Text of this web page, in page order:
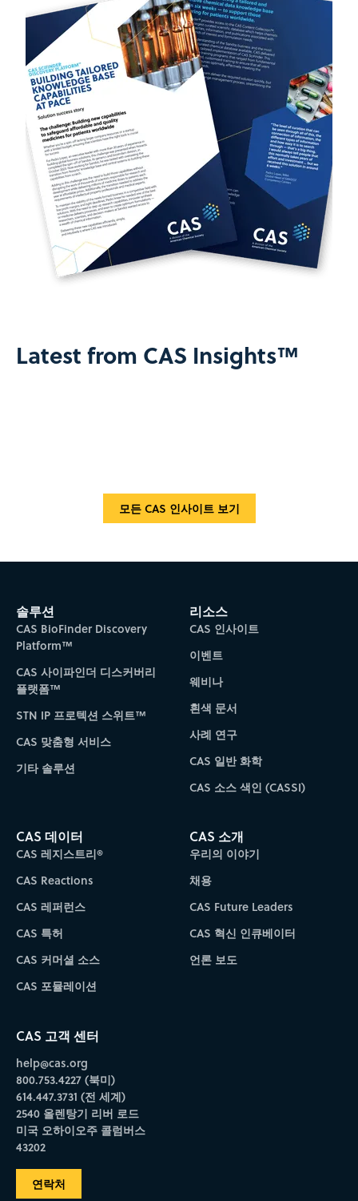
Latest from CAS Insights™
모든 CAS 인사이트 보기
솔루션
CAS BioFinder Discovery
Platform™
CAS 사이파인더 디스커버리
플랫폼™
STN IP 프로텍션 스위트™
CAS 맞춤형 서비스
기타 솔루션
리소스
CAS 인사이트
이벤트
웨비나
흰색 문서
사례 연구
CAS 일반 화학
CAS 소스 색인 (CASSI)
CAS 데이터
CAS 레지스트리®
CAS Reactions
CAS 레퍼런스
CAS 특허
CAS 커머셜 소스
CAS 포뮬레이션
CAS 소개
우리의 이야기
채용
CAS Future Leaders
CAS 혁신 인큐베이터
언론 보도
CAS 고객 센터
help@cas.org
800.753.4227 (북미)
614.447.3731 (전 세계)
2540 올렌탕기 리버 로드
미국 오하이오주 콜럼버스
43202
연락처